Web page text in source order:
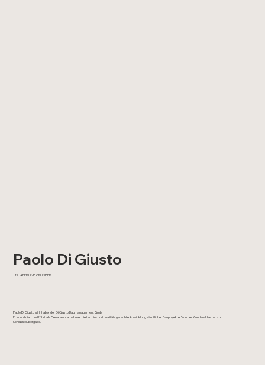
Paolo Di Giusto ist Inhaber der Di Giusto Baumanagement GmbH
Er koordiniert und führt als Generalunternehmer die termin- und qualitätsgerechte Abwicklung sämtlicher Bauprojekte. Von der Kunden-Idee bis zur
Schlüsselübergabe.
Paolo Di Giusto
INHABER UND GRÜNDER